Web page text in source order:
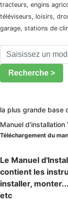
tracteurs, engins
téléviseurs, loisirs,
garage, stations de
Recherche >
la plus grande base
Manuel d'installation
Téléchargement du
Le Manuel
contient les
installer,
etc